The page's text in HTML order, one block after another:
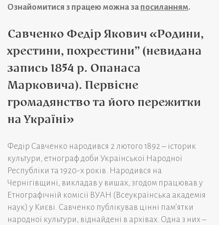
Ознайомитися з працею можна за посиланням.
Савченко Федір Якович «Родини,
хрестини, похрестини” (невидана
запись 1854 р. Опанаса
Марковича). Первісне
громадянство та його пережитки
на Україні»
Федір Савченко народився 2 лютого 1892 – історик
культури, етнограф доби Української Народної
Республіки та 1920-х років. Народився на
Чернігівщині, викладав у вишах, згодом працював у
Етнографічній комісії ВУАН (Всеукраїнська академія
наук) у Києві. Савченко публікував цінні пам’ятки
народної культури, віднайдені в архівах. Одна з них –